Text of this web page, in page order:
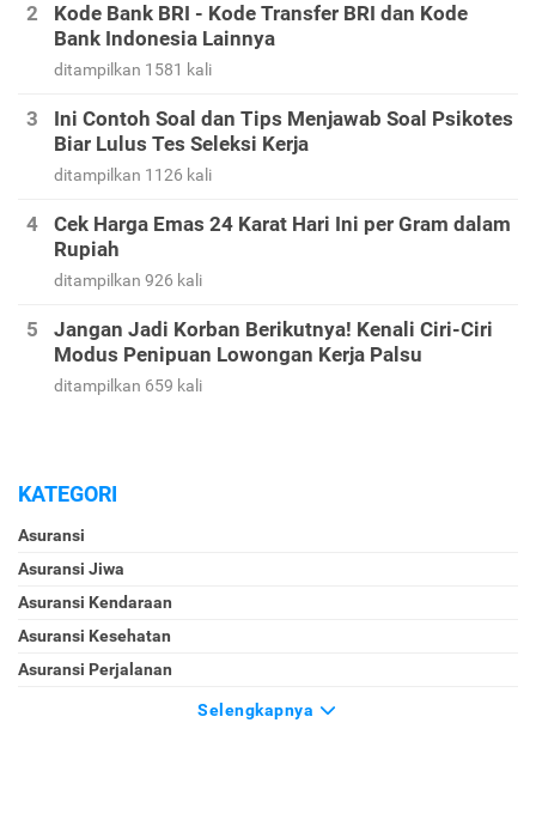
Kode Bank BRI - Kode Transfer BRI dan Kode
Bank Indonesia Lainnya
ditampilkan 1581 kali
Ini Contoh Soal dan Tips Menjawab Soal Psikotes
Biar Lulus Tes Seleksi Kerja
ditampilkan 1126 kali
Cek Harga Emas 24 Karat Hari Ini per Gram dalam
Rupiah
ditampilkan 926 kali
Jangan Jadi Korban Berikutnya! Kenali Ciri-Ciri
Modus Penipuan Lowongan Kerja Palsu
ditampilkan 659 kali
KATEGORI
Asuransi
Asuransi Jiwa
Asuransi Kendaraan
Asuransi Kesehatan
Asuransi Perjalanan
Selengkapnya